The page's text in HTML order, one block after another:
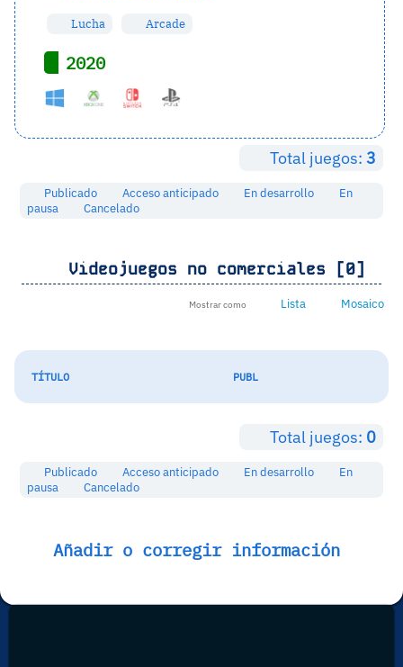
Lucha Arcade
2020
Total juegos: 3
Publicado Acceso anticipado En desarrollo
En
pausa
Cancelado
Videojuegos no comerciales [0]
Mostrar como Lista Mosaico
TÍTULO PUBL
Total juegos: 0
Publicado Acceso anticipado En desarrollo
En
pausa
Cancelado
Añadir o corregir información